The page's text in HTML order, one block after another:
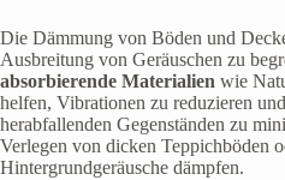
Die Dämmung von Böden und
Ausbreitung von Geräuschen zu
absorbierende Materialien wie
helfen, Vibrationen zu reduzieren
herabfallenden Gegenständen zu
Verlegen von dicken Teppichböden
Hintergrundgeräusche dämpfen.